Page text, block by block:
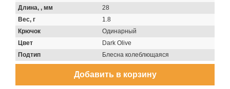
Длина, , мм
28
Вес, г
1.8
Крючок
Одинарный
Цвет
Dark Olive
Подтип
Блесна колеблющаяся